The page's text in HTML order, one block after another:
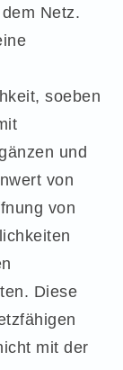
Netz.
soeben
und
von
von
Diese
mit der